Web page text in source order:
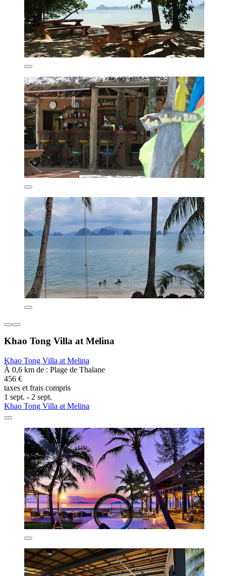
Khao Tong Villa at Melina
Khao Tong Villa at Melina
À 0,6 km de : Plage de Thalane
456 €
taxes et frais compris
1 sept. - 2 sept.
Khao Tong Villa at Melina